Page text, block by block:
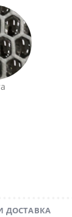
ДОСТАВКА